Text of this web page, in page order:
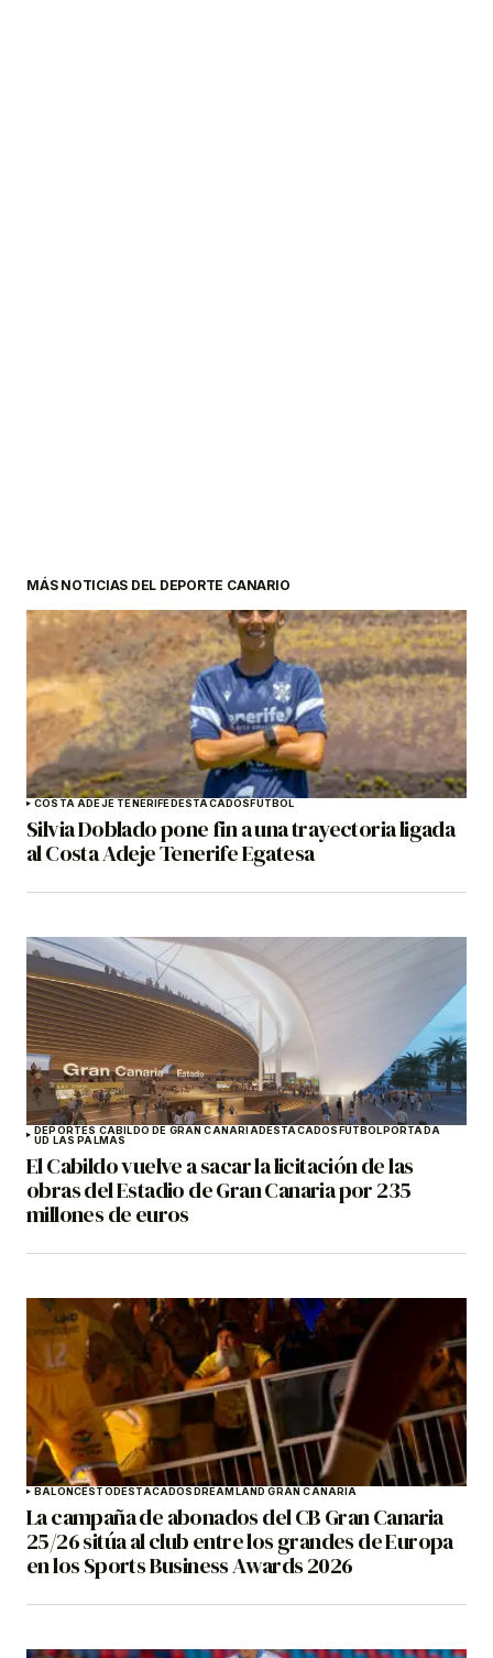
MÁS NOTICIAS DEL DEPORTE CANARIO
COSTA ADEJE TENERIFEDESTACADOSFÚTBOL
Silvia Doblado pone fin a una trayectoria ligada
al Costa Adeje Tenerife Egatesa
DEPORTES CABILDO DE GRAN CANARIADESTACADOSFÚTBOLPORTADA
UD LAS PALMAS
El Cabildo vuelve a sacar la licitación de las
obras del Estadio de Gran Canaria por 235
millones de euros
BALONCESTODESTACADOSDREAMLAND GRAN CANARIA
La campaña de abonados del CB Gran Canaria
25/26 sitúa al club entre los grandes de Europa
en los Sports Business Awards 2026